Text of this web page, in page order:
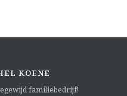
KOENE
familiebedrijf!